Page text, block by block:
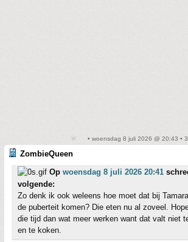
• woensdag 8 juli 2026 @ 20:43 •
ZombieQueen
Op woensdag 8 juli 2026 20:41
volgende:
Zo denk ik ook weleens hoe moet dat bij
de puberteit komen? Die eten nu al zoveel.
die tijd dan wat meer werken want dat valt niet
en te koken.